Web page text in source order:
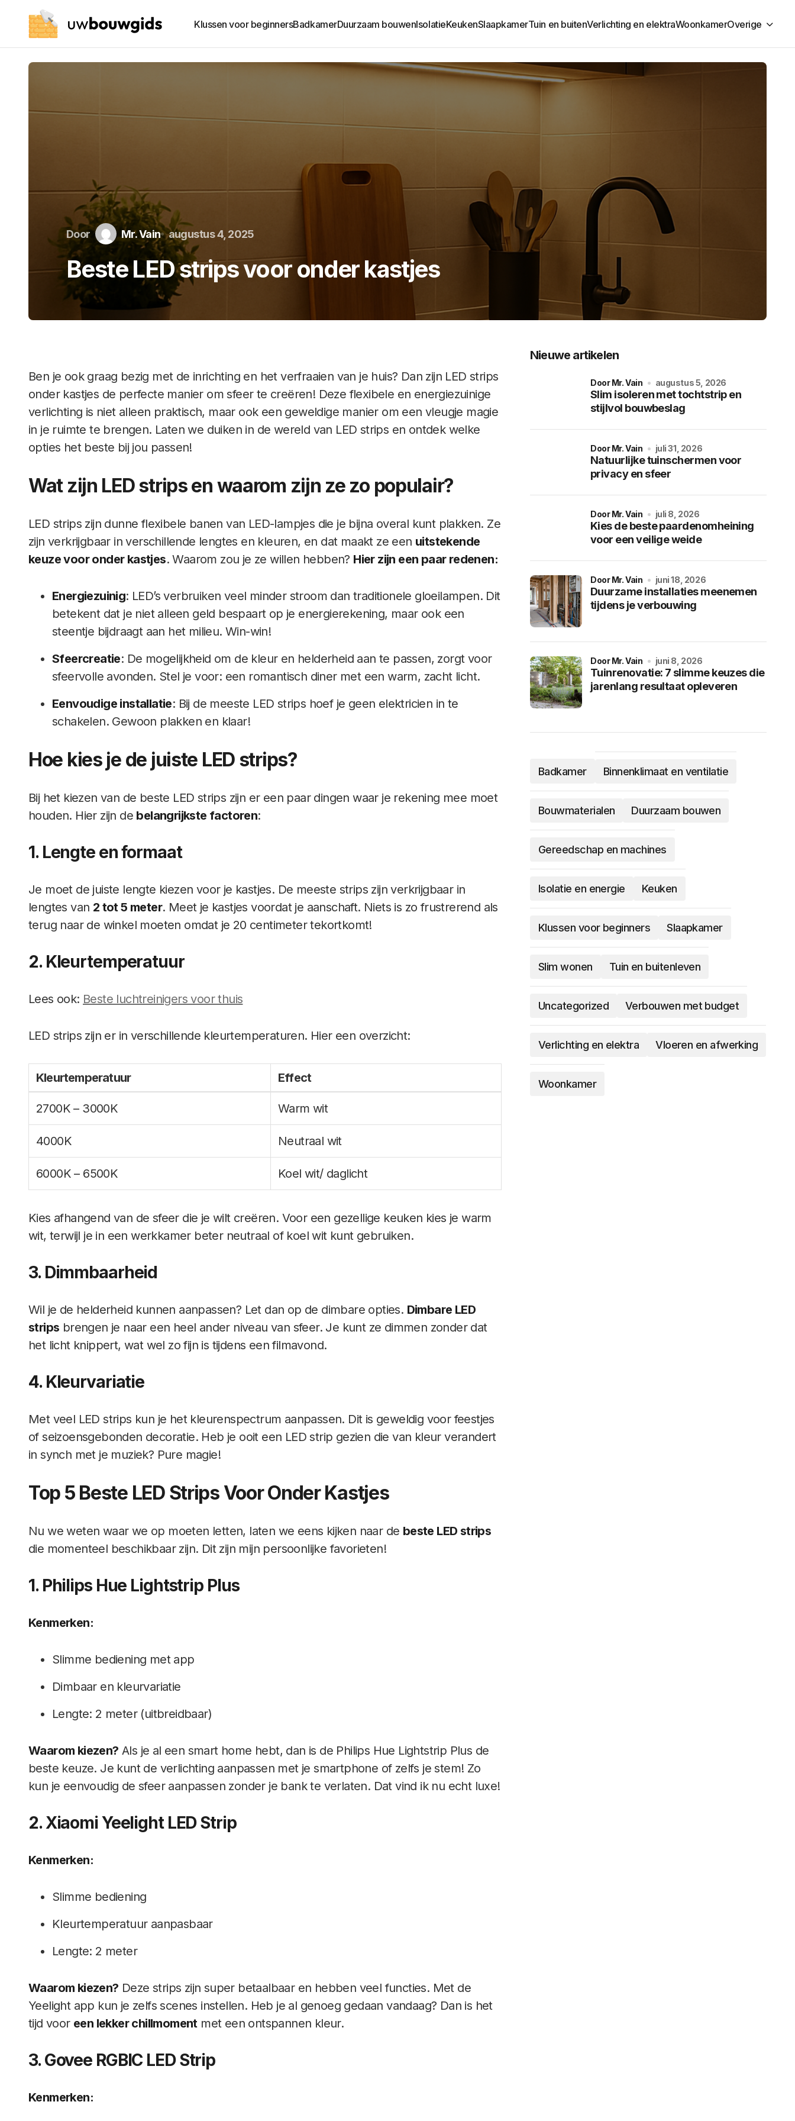
Klussen voor beginnersBadkamerDuurzaam bouwenIsolatieKeukenSlaapkamerTuin en buitenVerlichting en elektraWoonkamerOverige
Door Mr. Vain augustus 4, 2025
Beste LED strips voor onder kastjes
Ben je ook graag bezig met de inrichting en het verfraaien van je huis? Dan zijn LED strips
onder kastjes de perfecte manier om sfeer te creëren! Deze flexibele en energiezuinige
verlichting is niet alleen praktisch, maar ook een geweldige manier om een vleugje magie
in je ruimte te brengen. Laten we duiken in de wereld van LED strips en ontdek welke
opties het beste bij jou passen!
Wat zijn LED strips en waarom zijn ze zo populair?
LED strips zijn dunne flexibele banen van LED-lampjes die je bijna overal kunt plakken. Ze
zijn verkrijgbaar in verschillende lengtes en kleuren, en dat maakt ze een uitstekende
keuze voor onder kastjes. Waarom zou je ze willen hebben? Hier zijn een paar redenen:
Energiezuinig: LED’s verbruiken veel minder stroom dan traditionele gloeilampen. Dit
betekent dat je niet alleen geld bespaart op je energierekening, maar ook een
steentje bijdraagt aan het milieu. Win-win!
Sfeercreatie: De mogelijkheid om de kleur en helderheid aan te passen, zorgt voor
sfeervolle avonden. Stel je voor: een romantisch diner met een warm, zacht licht.
Eenvoudige installatie: Bij de meeste LED strips hoef je geen elektricien in te
schakelen. Gewoon plakken en klaar!
Hoe kies je de juiste LED strips?
Bij het kiezen van de beste LED strips zijn er een paar dingen waar je rekening mee moet
houden. Hier zijn de belangrijkste factoren:
1. Lengte en formaat
Je moet de juiste lengte kiezen voor je kastjes. De meeste strips zijn verkrijgbaar in
lengtes van 2 tot 5 meter. Meet je kastjes voordat je aanschaft. Niets is zo frustrerend als
terug naar de winkel moeten omdat je 20 centimeter tekortkomt!
2. Kleurtemperatuur
Lees ook: Beste luchtreinigers voor thuis
LED strips zijn er in verschillende kleurtemperaturen. Hier een overzicht:
Kleurtemperatuur Effect
2700K – 3000K Warm wit
4000K Neutraal wit
6000K – 6500K Koel wit/ daglicht
Kies afhangend van de sfeer die je wilt creëren. Voor een gezellige keuken kies je warm
wit, terwijl je in een werkkamer beter neutraal of koel wit kunt gebruiken.
3. Dimmbaarheid
Wil je de helderheid kunnen aanpassen? Let dan op de dimbare opties. Dimbare LED
strips brengen je naar een heel ander niveau van sfeer. Je kunt ze dimmen zonder dat
het licht knippert, wat wel zo fijn is tijdens een filmavond.
4. Kleurvariatie
Met veel LED strips kun je het kleurenspectrum aanpassen. Dit is geweldig voor feestjes
of seizoensgebonden decoratie. Heb je ooit een LED strip gezien die van kleur verandert
in synch met je muziek? Pure magie!
Top 5 Beste LED Strips Voor Onder Kastjes
Nu we weten waar we op moeten letten, laten we eens kijken naar de beste LED strips
die momenteel beschikbaar zijn. Dit zijn mijn persoonlijke favorieten!
1. Philips Hue Lightstrip Plus
Kenmerken:
Slimme bediening met app
Dimbaar en kleurvariatie
Lengte: 2 meter (uitbreidbaar)
Waarom kiezen? Als je al een smart home hebt, dan is de Philips Hue Lightstrip Plus de
beste keuze. Je kunt de verlichting aanpassen met je smartphone of zelfs je stem! Zo
kun je eenvoudig de sfeer aanpassen zonder je bank te verlaten. Dat vind ik nu echt luxe!
2. Xiaomi Yeelight LED Strip
Kenmerken:
Slimme bediening
Kleurtemperatuur aanpasbaar
Lengte: 2 meter
Waarom kiezen? Deze strips zijn super betaalbaar en hebben veel functies. Met de
Yeelight app kun je zelfs scenes instellen. Heb je al genoeg gedaan vandaag? Dan is het
tijd voor een lekker chillmomentmet een ontspannen kleur.
3. Govee RGBIC LED Strip
Kenmerken:
Nieuwe artikelen
Slim isoleren met tochtstrip en
stijlvol bouwbeslag
door Mr. Vain augustus 5, 2026
Natuurlijke tuinschermen voor
privacy en sfeer
door Mr. Vain juli 31, 2026
Kies de beste paardenomheining
voor een veilige weide
door Mr. Vain juli 8, 2026
Duurzame installaties meenemen
tijdens je verbouwing
door Mr. Vain juni 18, 2026
Tuinrenovatie: 7 slimme keuzes die
jarenlang resultaat opleveren
door Mr. Vain juni 8, 2026
Badkamer Binnenklimaat en ventilatie
Bouwmaterialen Duurzaam bouwen
Gereedschap en machines
Isolatie en energie Keuken
Klussen voor beginners Slaapkamer
Slim wonen Tuin en buitenleven
Uncategorized Verbouwen met budget
Verlichting en elektra Vloeren en afwerking
Woonkamer